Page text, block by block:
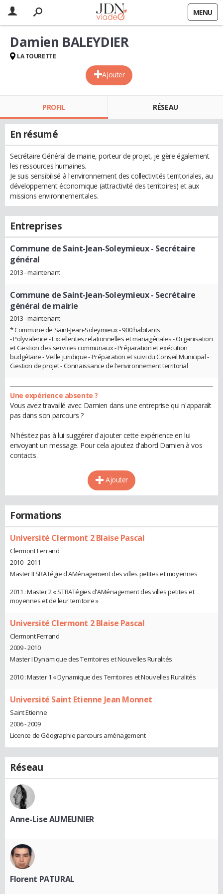
MENU
Ajouter
Damien BALEYDIER
LA TOURETTE
PROFIL RÉSEAU
En résumé
Secrétaire Général de mairie, porteur de projet, je gère également
les ressources humaines.
Je suis sensibilisé à l'environnement des collectivités territoriales, au
développement économique (attractivité des territoires) et aux
missions environnementales.
Entreprises
Commune de Saint-Jean-Soleymieux- Secrétaire
général
2013 - maintenant
Commune de Saint-Jean-Soleymieux- Secrétaire
général de mairie
2013 - maintenant
* Commune de Saint-Jean-Soleymieux - 900 habitants
- Polyvalence - Excellentes relationnelles et managériales - Organisation
et Gestion des services communaux - Préparation et exécution
budgétaire - Veille juridique - Préparation et suivi du Conseil Municipal -
Gestion de projet - Connaissance de l'environnement territorial
Une expérience absente ?
Vous avez travaillé avec Damien dans une entreprise qui n'apparaît
pas dans son parcours ?
N'hésitez pas à lui suggérer d'ajouter cette expérience en lui
envoyant un message. Pour cela ajoutez d'abord Damien à vos
contacts.
Ajouter
Formations
Université Clermont 2 Blaise Pascal
Clermont Ferrand
2010 - 2011
Master II SRATégie d'AMénagement des villes petites et moyennes
2011 : Master 2 « STRATégies d'AMénagement des villes petites et
moyennes et de leur territoire »
Université Clermont 2 Blaise Pascal
Clermont Ferrand
2009 - 2010
Master I Dynamique des Territoires et Nouvelles Ruralités
2010 : Master 1 « Dynamique des Territoires et Nouvelles Ruralités
Université Saint Etienne Jean Monnet
Saint Etienne
2006 - 2009
Licence de Géographie parcours aménagement
Réseau
Anne-Lise AUMEUNIER
Florent PATURAL